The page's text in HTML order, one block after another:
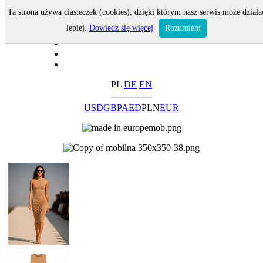
PL DE EN
USDGBPAEDPLNEUR
Ta strona używa ciasteczek (cookies), dzięki którym nasz serwis może
lepiej. Dowiedz się więcej Rozumiem